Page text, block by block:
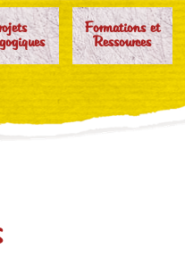
Formations et
Ressources